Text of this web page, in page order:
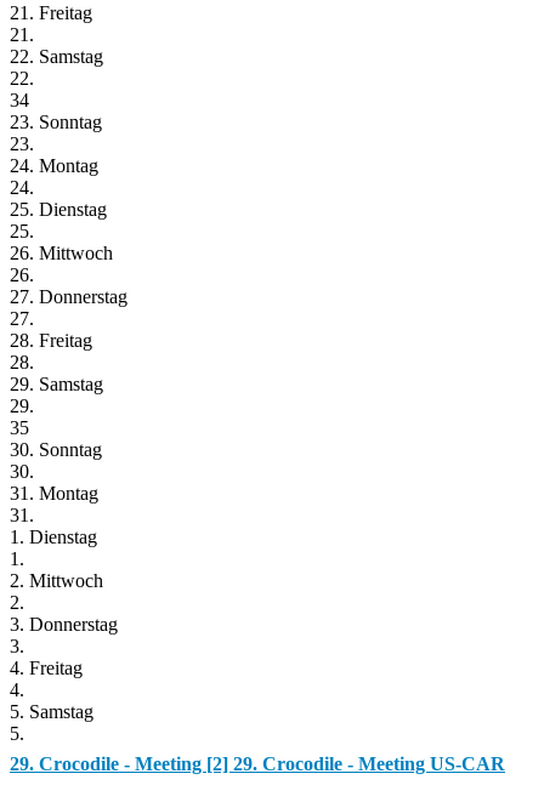
21. Freitag
21.
22. Samstag
22.
34
23. Sonntag
23.
24. Montag
24.
25. Dienstag
25.
26. Mittwoch
26.
27. Donnerstag
27.
28. Freitag
28.
29. Samstag
29.
35
30. Sonntag
30.
31. Montag
31.
1. Dienstag
1.
2. Mittwoch
2.
3. Donnerstag
3.
4. Freitag
4.
5. Samstag
5.
29. Crocodile - Meeting [2] 29. Crocodile - Meeting US-CAR